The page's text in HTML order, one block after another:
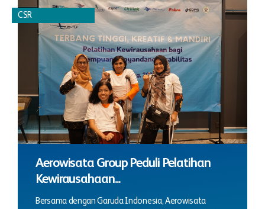
CSR
Aerowisata Group Peduli Pelatihan
Kewirausahaan...
Bersama dengan Garuda Indonesia, Aerowisata